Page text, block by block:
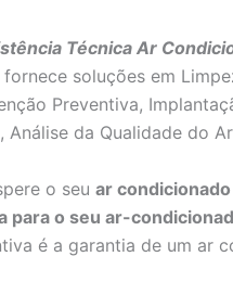
Técnica Ar
fornece soluções em
Preventiva,
Análise da Qualidade do
o seu ar
para o seu ar-
é a garantia de um ar